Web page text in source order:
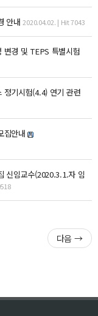
안내 2020.04.02. | Hit 7043
변경 및 TEPS 특별시험
정기시험(4.4) 연기 관련
집안내
신임교수(2020.3.1.자 임
다음 →